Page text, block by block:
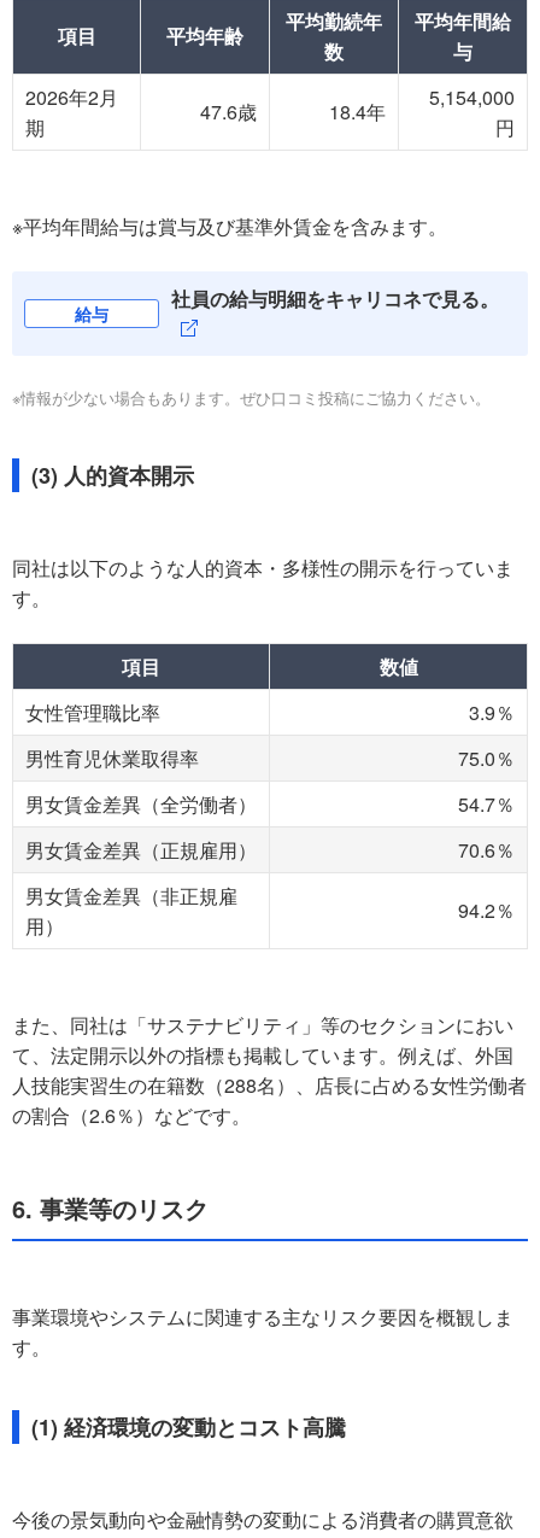
項目 平均年齢
平均勤続年
数
平均年間給
与
2026年2月
期
47.6歳 18.4年
5,154,000
円
※平均年間給与は賞与及び基準外賃金を含みます。
給与
社員の給与明細をキャリコネで見る。
※情報が少ない場合もあります。ぜひ口コミ投稿にご協力ください。
(3) 人的資本開示
同社は以下のような人的資本・多様性の開示を行っていま
す。
項目
数値
女性管理職比率
3.9％
男性育児休業取得率
75.0％
男女賃金差異（全労働者）
54.7％
男女賃金差異（正規雇用）
70.6％
男女賃金差異（非正規雇
用）
94.2％
また、同社は「サステナビリティ」等のセクションにおい
て、法定開示以外の指標も掲載しています。例えば、外国
人技能実習生の在籍数（288名）、店長に占める女性労働者
の割合（2.6％）などです。
6. 事業等のリスク
事業環境やシステムに関連する主なリスク要因を概観しま
す。
(1) 経済環境の変動とコスト高騰
今後の景気動向や金融情勢の変動による消費者の購買意欲